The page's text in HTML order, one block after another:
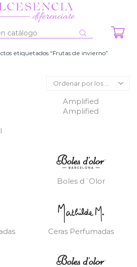
Entrada
búsqueda
etiquetados “Frutas de invierno”
Amplified
Amplified
Boles d´Olor
Ceras Perfumadas